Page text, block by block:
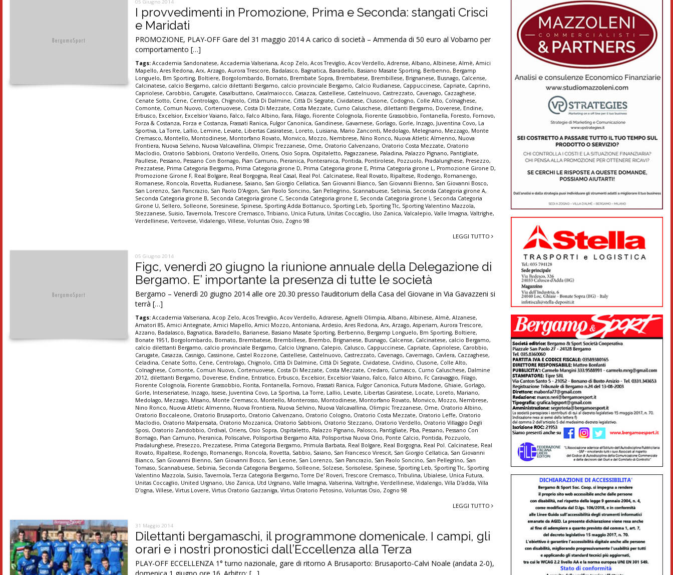
05 Giugno 2014
I provvedimenti in Promozione, Prima e Seconda: stangati Crisci
e Maridati
PROMOZIONE, PLAY-OFF Gare del 31 maggio 2014 A carico di società – Ammenda di 50 euro al Vobarno per
comportamento […]
Tags: Accademia Sandonatese,Accademia Valseriana,Acop Zelo,Acos Treviglio,Acov Verdello,Adrense,Albano,Albinese,Almè,Amici
Mapello,Ares Redona,Arx,Arzago,Aurora Trescore, Badalasco, Bagnatica, Baradello, Basiano Masate Sporting, Berbenno, Bergamp
Longuelo, Bm Sporting, Boltiere, Borgolombardo, Bornato, Brembate Sopra, Brembatese, Brembillese, Brignanese, Busnago, Calcense,
Calcinatese, calcio Bergamo, calcio dilettanti Bergamo, calcio provinciale Bergamo, Calcio Rudianese, Cappuccinese, Capriate, Caprino,
Capriolese, Carobbio, Carugate, Casalbuttano, Casalmaiocco, Casazza, Castellese, Castelnuovo, Castrezzato, Cavenago, Cazzaghese,
Cenate Sotto, Cene, Centrolago, Chignolo, Città Di Dalmine, Città Di Segrate, Cividatese, Clusone, Codogno, Colle Alto, Colnaghese,
Comonte, Comun Nuovo, Cortenuovese, Costa Di Mezzate, Costa Mezzate, Curno Caluschese, dilettanti Bergamo, Doverese, Endine,
Erbusco, Excelsior, Excelsior Vaiano, Falco, Falco Albino, Fara, Filago, Fiorente Colognola, Fiorente Grassobbio, Fontanella, Foresto, Fornovo,
Forza & Costanza, Forza e Costanza, Frassati Ranica, Fulgor Canonica, Gandinese, Gavarnese, Gorlago, Gorle, Inzago, Juventina Covo, La
Sportiva, La Torre, Lallio, Lemine, Levate, Libertas Casiratese, Loreto, Luisiana, Mario Zanconti, Medolago, Melegnano, Mezzago, Monte
Cremasco, Montello, Montodinese, Montorfano Rovato, Monvico, Mozzo, Nembrese, Nino Ronco, Nuova Atletic Almenno, Nuova
Frontiera, Nuova Selvino, Nuova Valcavallina, Olimpic Trezzanese, Ome, Oratorio Calvenzano, Oratorio Costa Mezzate, Oratorio
Maclodio, Oratorio Sabbioni, Oratorio Verdello, Oriens, Osio Sopra, Ospitaletto, Pagazzanese, Paladina, Palazzo Pignano, Pantigliate,
Paullese, Pessano, Pessano Con Bornago, Pian Camuno, Pieranica, Ponteranica, Pontida, Pontirolese, Pozzuolo, Pradalunghese, Presezzo,
Prezzatese, Prima Categoria Bergamo, Prima Categoria girone D, Prima Categoria girone E, Prima Categoria girone L, Promozione Girone D,
Promozione Girone F, Real Bolgare, Real Borgogna, Real Casal, Real Pol. Calcinatese, Real Rovato, Ripaltese, Rodengo, Romanengo,
Romanese, Roncola, Rovetta, Rudianese, Saiano, San Giorgio Cellatica, San Giovanni Bianco, San Giovanni Bienno, San Giovanni Bosco,
San Lorenzo, San Pancrazio, San Paolo D'Argon, San Paolo Soncino, San Pellegrino, Scannabuese, Sebinia, Seconda Categoria girone A,
Seconda Categoria girone B, Seconda Categoria girone C, Seconda Categoria girone E, Seconda Categoria girone I, Seconda Categoria
Girone U, Sellero, Solleone, Soresinese, Spinese, Sporting Adda Bottanuco, Sporting Leb, Sporting Tlc, Sporting Valentino Mazzola,
Stezzanese, Suisio,Tavernola,Trescore Cremasco,Tribiano, Unica Futura, Unitas Coccaglio, Uso Zanica,Valcalepio,Valle Imagna,Valtrighe,
Verdellinese,Vertovese,Vidalengo,Villese,Voluntas Osio, Zogno 98
LEGGI TUTTO
05 Giugno 2014
Figc, venerdì 20 giugno la riunione annuale della Delegazione di
Bergamo. E’ importante la presenza di tutte le società
Bergamo – Venerdì 20 giugno 2014 alle ore 20.30 presso l’auditorium della Casa del Giovane in Via Gavazzeni si
terrà […]
Tags: Accademia Valseriana,Acop Zelo,Acos Treviglio,Acov Verdello,Adrarese,Agnelli Olimpia,Albano,Albinese,Almè,Alzanese,
Amatori 85,Amici Antegnate,Amici Mapello,Amici Mozzo,Antoniana,Ardesio,Ares Redona,Arx,Arzago,Asperiam,Aurora Trescore,
Azzano, Badalasco, Bagnatica, Baradello, Barianese, Basiano Masate Sporting, Berbenno, Bergamp Longuelo, Bm Sporting, Boltiere,
Bonate 1951, Borgolombardo, Bornato, Brembatese, Brembillese, Brembo, Brignanese, Busnago, Calcense, Calcinatese, calcio Bergamo,
calcio dilettanti Bergamo, calcio provinciale Bergamo, Calcio Urgnano, Calepio, Calusco, Cappuccinese, Capriate, Capriolese, Carobbio,
Carugate, Casazza, Casnigo, Cassinone, Castel Rozzone, Castellese, Castelnuovo, Castrezzato, Cavenago, Cavernago, Cavlera, Cazzaghese,
Celadina, Cenate Sotto, Cene, Centrolago, Chignolo, Città Di Dalmine, Città Di Segrate, Cividatese, Cividino, Clusone, Colle Alto,
Colnaghese, Comonte, Comun Nuovo, Cortenuovese, Costa Di Mezzate, Costa Mezzate, Credaro, Curnasco, Curno Caluschese, Dalmine
2012, dilettanti Bergamo, Doverese, Endine, Entratico, Erbusco, Excelsior, Excelsior Vaiano, Falco, Falco Albino, Fc Caravaggio, Filago,
Fiorente Colognola, Fiorente Grassobbio, Fiorita, Fontanella, Fornovo, Frassati Ranica, Fulgor Canonica, Futura Madone, Ghiaie, Gorlago,
Gorle, Interseriatese, Inzago, Issese, Juventina Covo, La Sportiva, La Torre, Lallio, Levate, Libertas Casiratese, Locate, Loreto, Mariano,
Medolago, Mezzago, Misano, Monte Cremasco, Montello, Monterosso, Montodinese, Montorfano Rovato, Monvico, Mozzo, Nembrese,
Nino Ronco, Nuova Atletic Almenno, Nuova Frontiera, Nuova Selvino, Nuova Valcavallina, Olimpic Trezzanese, Ome, Oratorio Albino,
Oratorio Boccaleone, Oratorio Brusaporto, Oratorio Calvenzano, Oratorio Cologno, Oratorio Costa Mezzate, Oratorio Leffe, Oratorio
Maclodio, Oratorio Malpensata, Oratorio Mozzanica, Oratorio Sabbioni, Oratorio Stezzano, Oratorio Verdello, Oratorio Villaggio Degli
Sposi, Oratorio Zandobbio, Ordival, Oriens, Osio Sopra, Ospitaletto, Palazzo Pignano, Palosco, Pantigliate, Pba, Pessano, Pessano Con
Bornago, Pian Camuno, Pieranica, Poliscalve, Polisportiva Bergamo Alta, Polisportiva Nuova Orio, Ponte Calcio, Pontida, Pozzuolo,
Pradalunghese, Presezzo, Prezzatese, Prima Categoria Bergamo, Primula Barbata, Real Bolgare, Real Borgogna, Real Pol. Calcinatese, Real
Rovato, Ripaltese, Rodengo, Romanengo, Roncola, Rovetta, Sabbio, Saiano, San Francesco Virescit, San Giorgio Cellatica, San Giovanni
Bianco, San Giovanni Bienno, San Giovanni Bosco, San Leone, San Lorenzo, San Pancrazio, San Paolo Soncino, San Pellegrino, San
Tomaso, Scannabuese, Sebinia, Seconda Categoria Bergamo, Solleone, Solzese, Sorisolese, Spinese, Sporting Leb, Sporting Tlc, Sporting
Valentino Mazzola, Suisio,Tavernola,Terza Categoria Bergamo,Torre De' Roveri,Trescore Cremasco,Tribulina, Ubialese, Unica Futura,
Unitas Coccaglio, United Urgnano, Uso Zanica, Utd Urgnano,Valle Imagna,Valserina,Valtrighe,Verdellinese,Vidalengo,Villa D'adda,Villa
D'ogna,Villese,Virtus Lovere,Virtus Oratorio Gazzaniga,Virtus Oratorio Petosino,Voluntas Osio, Zogno 98
LEGGI TUTTO
31 Maggio 2014
Dilettanti bergamaschi, il programmone domenicale. I campi, gli
orari e i nostri pronostici dall’Eccellenza alla Terza
PLAY-OFF ECCELLENZA 1° turno nazionale, gare di ritorno A Brusaporto: Brusaporto-Calvi Noale (andata 2-0),